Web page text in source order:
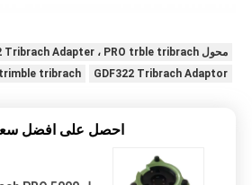
محول PRO Tribrach ، GDF322 Tribrach Adapter ، PRO trble tribrach
GDF322 Tribrach Adaptor
trimble tribrach
احصل على افضل